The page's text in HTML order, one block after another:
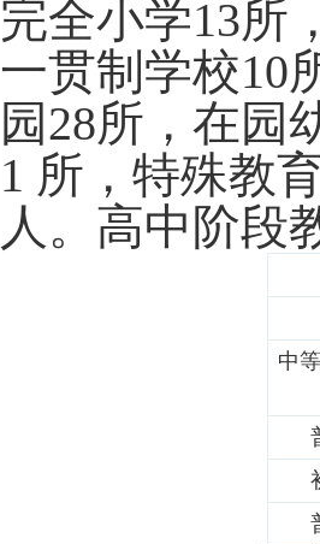
完全小学13所
一贯制学校10
园28所，在园
1 所，特殊教
人。高中阶段
中